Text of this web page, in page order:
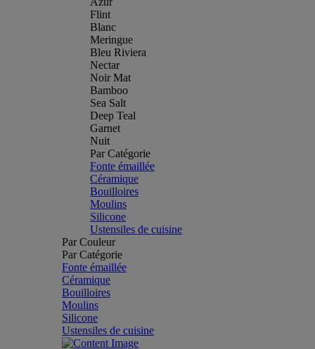
Flint
Blanc
Meringue
Bleu Riviera
Nectar
Noir Mat
Bamboo
Sea Salt
Deep Teal
Garnet
Nuit
Par Catégorie
Fonte émaillée
Céramique
Bouilloires
Moulins
Silicone
Ustensiles de cuisine
Par Couleur
Par Catégorie
Fonte émaillée
Céramique
Bouilloires
Moulins
Silicone
Ustensiles de cuisine